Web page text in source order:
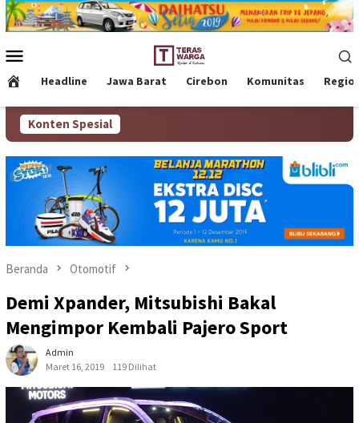
Loncat
ke
Mobile
Headline Jawa Barat Cirebon Komunitas
Konten Spesial
Beranda Otomotif
Demi Xpander, Mitsubishi Bakal
Mengimpor Kembali Pajero Sport
Admin
Maret 16, 2019
119 Dilihat